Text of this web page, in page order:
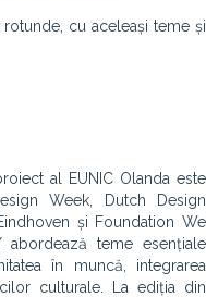
cu aceleași teme și
al EUNIC Olanda este
Week, Dutch Design
și Foundation We
abordează teme esențiale
în muncă, integrarea
culturale. La ediția din